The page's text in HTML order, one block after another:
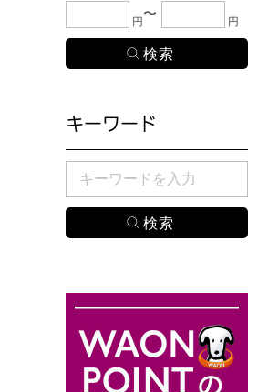
下限金額・上限金額のどちら
円 円
キーワード
検索したい商品のキーワードを